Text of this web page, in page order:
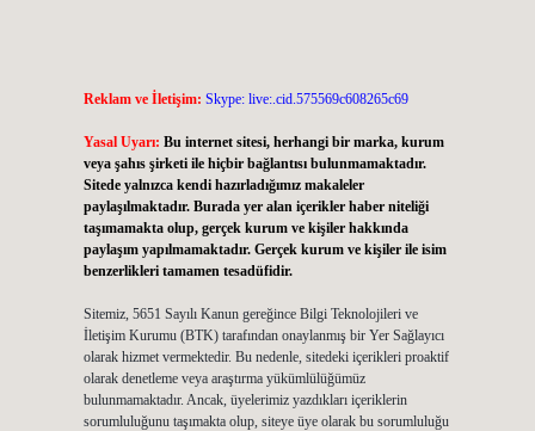
Reklam ve İletişim: Skype: live:.cid.575569c608265c69
Yasal Uyarı: Bu internet sitesi, herhangi bir marka, kurum
veya şahıs şirketi ile hiçbir bağlantısı bulunmamaktadır.
Sitede yalnızca kendi hazırladığımız makaleler
paylaşılmaktadır. Burada yer alan içerikler haber niteliği
taşımamakta olup, gerçek kurum ve kişiler hakkında
paylaşım yapılmamaktadır. Gerçek kurum ve kişiler ile isim
benzerlikleri tamamen tesadüfidir.
Sitemiz, 5651 Sayılı Kanun gereğince Bilgi Teknolojileri ve
İletişim Kurumu (BTK) tarafından onaylanmış bir Yer Sağlayıcı
olarak hizmet vermektedir. Bu nedenle, sitedeki içerikleri proaktif
olarak denetleme veya araştırma yükümlülüğümüz
bulunmamaktadır. Ancak, üyelerimiz yazdıkları içeriklerin
sorumluluğunu taşımakta olup, siteye üye olarak bu sorumluluğu